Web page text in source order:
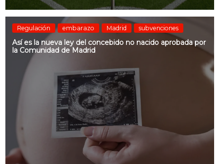
Regulación embarazo Madrid subvenciones
Así es la nueva ley del concebido no nacido aprobada por
la Comunidad de Madrid